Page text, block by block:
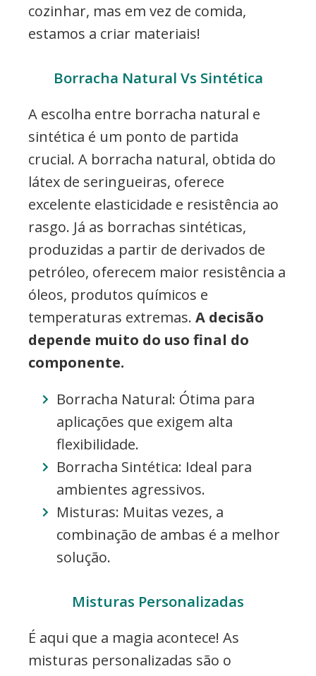
cozinhar, mas em vez de comida,
estamos a criar materiais!
Borracha Natural Vs Sintética
A escolha entre borracha natural e
sintética é um ponto de partida
crucial. A borracha natural, obtida do
látex de seringueiras, oferece
excelente elasticidade e resistência ao
rasgo. Já as borrachas sintéticas,
produzidas a partir de derivados de
petróleo, oferecem maior resistência a
óleos, produtos químicos e
temperaturas extremas. A decisão
depende muito do uso final do
componente.
Borracha Natural: Ótima para
aplicações que exigem alta
flexibilidade.
Borracha Sintética: Ideal para
ambientes agressivos.
Misturas: Muitas vezes, a
combinação de ambas é a melhor
solução.
Misturas Personalizadas
É aqui que a magia acontece! As
misturas personalizadas são o